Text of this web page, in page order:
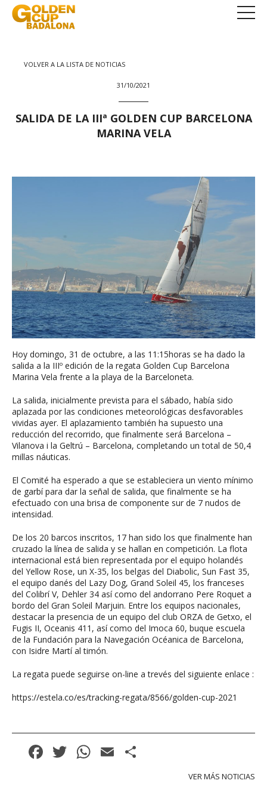
VOLVER A LA LISTA DE NOTICIAS
31/10/2021
SALIDA DE LA IIIª GOLDEN CUP BARCELONA
MARINA VELA
Hoy domingo, 31 de octubre, a las 11:15horas se ha dado la
salida a la IIIº edición de la regata Golden Cup Barcelona
Marina Vela frente a la playa de la Barceloneta.
La salida, inicialmente prevista para el sábado, había sido
aplazada por las condiciones meteorológicas desfavorables
vividas ayer. El aplazamiento también ha supuesto una
reducción del recorrido, que finalmente será Barcelona –
Vilanova i la Geltrú – Barcelona, completando un total de 50,4
millas náuticas.
El Comité ha esperado a que se estableciera un viento mínimo
de garbí para dar la señal de salida, que finalmente se ha
efectuado con una brisa de componente sur de 7 nudos de
intensidad.
De los 20 barcos inscritos, 17 han sido los que finalmente han
cruzado la línea de salida y se hallan en competición. La flota
internacional está bien representada por el equipo holandés
del Yellow Rose, un X-35, los belgas del Diabolic, Sun Fast 35,
el equipo danés del Lazy Dog, Grand Soleil 45, los franceses
del Colibrí V, Dehler 34 así como del andorrano Pere Roquet a
bordo del Gran Soleil Marjuin. Entre los equipos nacionales,
destacar la presencia de un equipo del club ORZA de Getxo, el
Fugis II, Oceanis 411, así como del Imoca 60, buque escuela
de la Fundación para la Navegación Océanica de Barcelona,
con Isidre Martí al timón.
La regata puede seguirse on-line a trevés del siguiente enlace :
https://estela.co/es/tracking-regata/8566/golden-cup-2021
Facebook
Twitter
WhatsApp
Email
VER MÁS NOTICIAS